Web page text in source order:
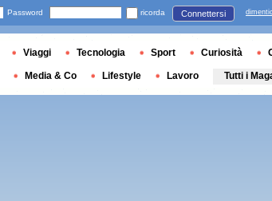
Password ricorda Connettersi
Viaggi Tecnologia Sport Curiosità
Media & Co Lifestyle Lavoro Tutti i